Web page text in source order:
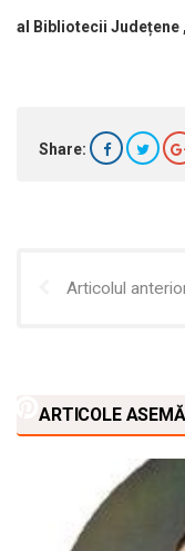
al Bibliotecii Județene
Share:
Articolul
ARTICOLE